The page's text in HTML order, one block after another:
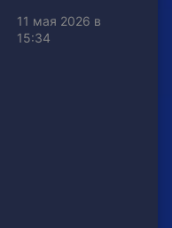
11 мая 2026 в
15:34